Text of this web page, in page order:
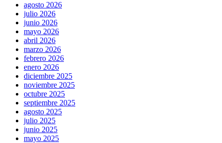
agosto 2026
julio 2026
junio 2026
mayo 2026
abril 2026
marzo 2026
febrero 2026
enero 2026
diciembre 2025
noviembre 2025
octubre 2025
septiembre 2025
agosto 2025
julio 2025
junio 2025
mayo 2025